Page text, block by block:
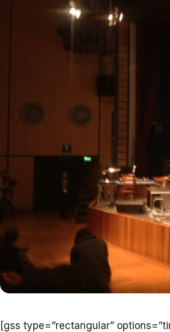
[gss type=”rectangular”